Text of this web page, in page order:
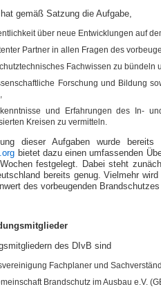
gemäß Satzung die Aufgabe,
über neue Entwicklungen auf
Partner in allen Fragen des
Fachwissen zu
Forschung und Bildung
und Erfahrungen des In-
Kreisen zu vermitteln.
dieser Aufgaben wurde
bietet dazu einen umfassenden
festgelegt. Dabei steht
bereits genug. Vielmehr
des vorbeugenden
des DIvB sind
Fachplaner und
Brandschutz im Ausbau e.V.